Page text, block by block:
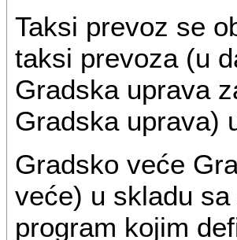
Taksi prevoz se
taksi prevoza (u
Gradska uprava
Gradska uprava)
Gradsko veće
veće) u skladu
program kojim